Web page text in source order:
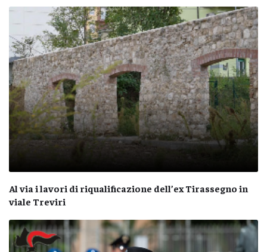
Al via i lavori di riqualificazione dell’ex Tirassegno in
viale Treviri